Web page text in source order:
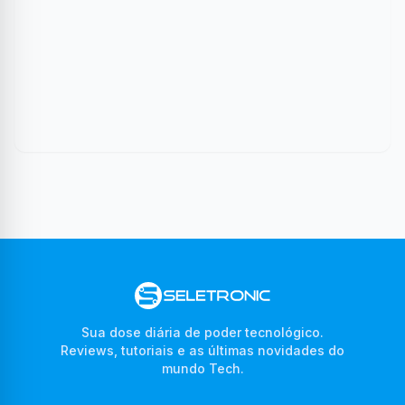
Sua dose diária de poder tecnológico.
Reviews, tutoriais e as últimas novidades do
mundo Tech.